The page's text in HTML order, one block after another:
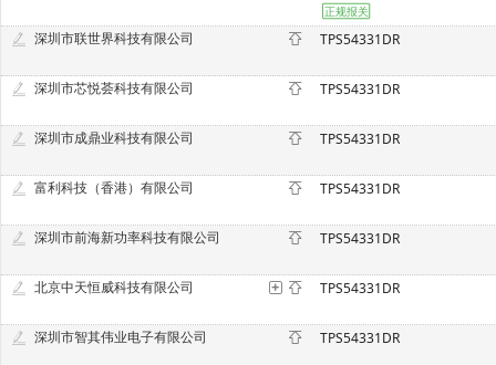
深圳市联世界科技有限公司 TPS54331DR
深圳市芯悦荟科技有限公司 TPS54331DR
深圳市成鼎业科技有限公司 TPS54331DR
富利科技（香港）有限公司 TPS54331DR
深圳市前海新功率科技有限公司 TPS54331DR
北京中天恒威科技有限公司 TPS54331DR
深圳市智其伟业电子有限公司 TPS54331DR